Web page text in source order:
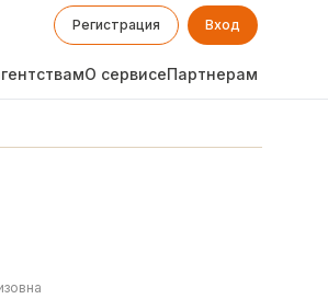
Регистрация Вход
О сервисеПартнерам